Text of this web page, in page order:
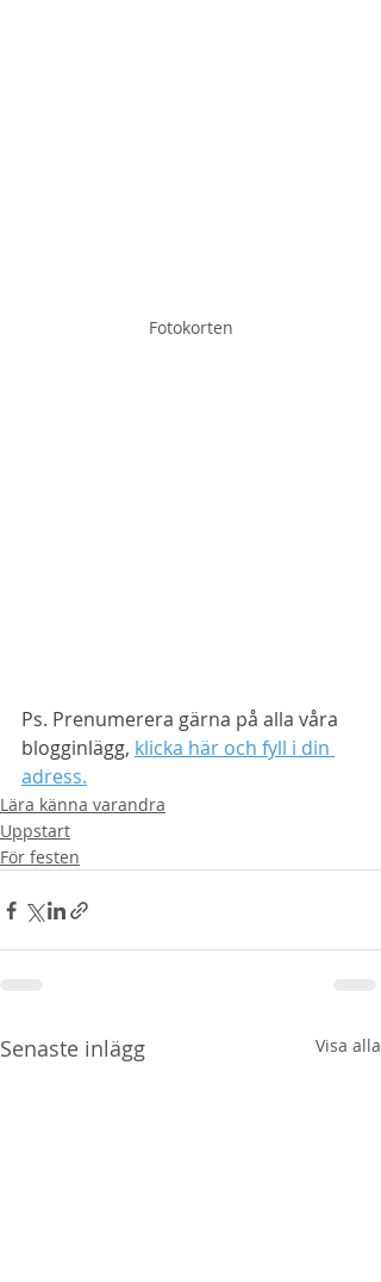
Fotokorten
Ps. Prenumerera gärna på alla våra
blogginlägg, klicka här och fyll i din
adress.
Lära känna varandra
Uppstart
För festen
Senaste inlägg Visa alla